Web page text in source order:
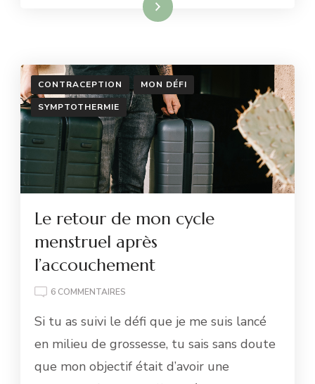
Lire la suite
CONTRACEPTION
MON DÉFI
SYMPTOTHERMIE
Le retour de mon cycle
menstruel après
l’accouchement
6 COMMENTAIRES
RETOUR
MON
CYCLE
Si tu as suivi le défi que je me suis lancé
en milieu de grossesse, tu sais sans doute
que mon objectif était d’avoir une